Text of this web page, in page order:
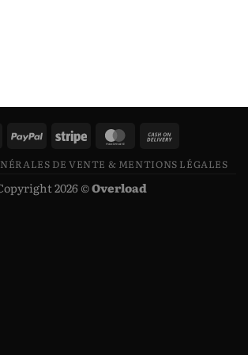
DE VENTE & MENTIONS LÉGALES
2026 ©Overload